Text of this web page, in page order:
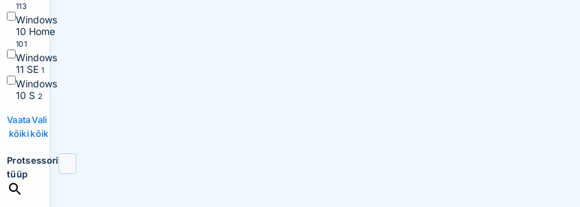
113
Windows
10 Home
101
Windows
11 SE 1
Windows
10 S 2
Vaata
kõiki
Vali
kõik
Protsessori
tüüp